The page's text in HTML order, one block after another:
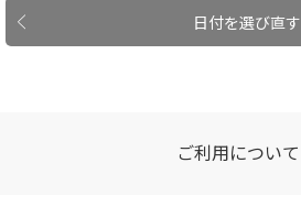
日付を選び直す
ご利用について